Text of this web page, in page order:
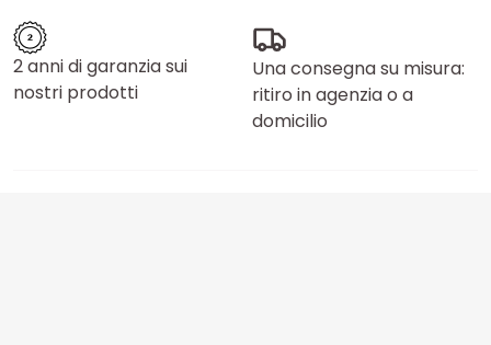
2 anni di garanzia sui
nostri prodotti
Una consegna su misura:
ritiro in agenzia o a
domicilio